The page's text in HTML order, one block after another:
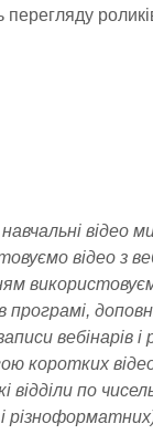
перегляду
відео
відео з
програмі,
вебінарів
коротких
відділи по